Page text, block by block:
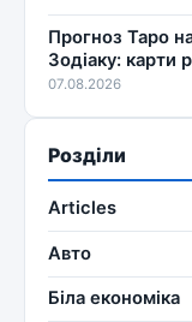
Прогноз Таро
Зодіаку: карти
07.08.2026
Розділи
Articles
Авто
Біла економіка